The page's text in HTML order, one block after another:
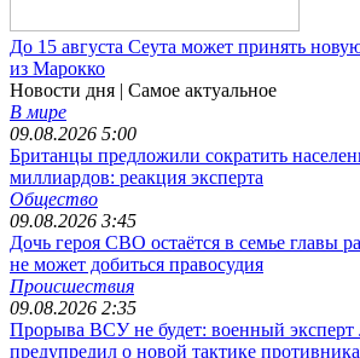
До 15 августа Сеута может принять
из Марокко
Новости дня | Самое актуальное
В мире
09.08.2026 5:00
Британцы предложили сократить
миллиардов: реакция эксперта
Общество
09.08.2026 3:45
Дочь героя СВО остаётся в семье главы
не может добиться правосудия
Происшествия
09.08.2026 2:35
Прорыва ВСУ не будет: военный эксперт
предупредил о новой тактике противника